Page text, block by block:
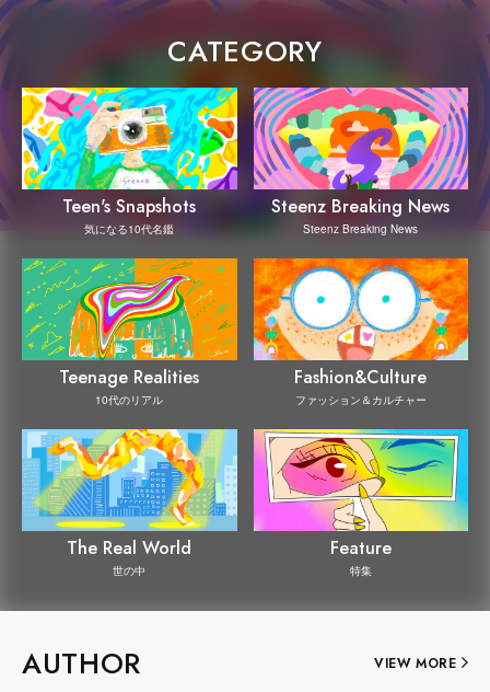
CATEGORY
Teen's Snapshots
気になる10代名鑑
Steenz Breaking News
Steenz Breaking News
Teenage Realities
10代のリアル
Fashion&Culture
ファッション＆カルチャー
The Real World
世の中
Feature
特集
AUTHOR VIEW MORE